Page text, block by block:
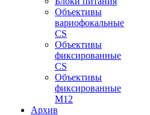
Объективы
вариофокальные
CS
Объективы
фиксированные
CS
Объективы
фиксированные
М12
Архив